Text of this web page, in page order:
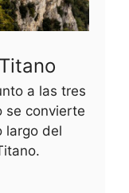
a las tres
se convierte
largo del